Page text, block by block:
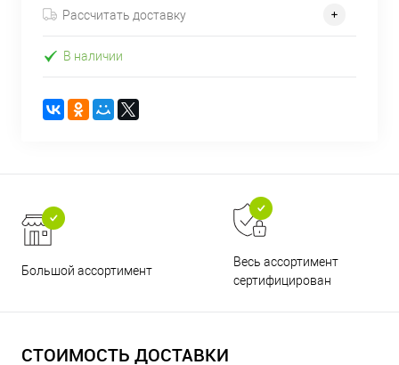
Рассчитать доставку
В наличии
Большой ассортимент
Весь ассортимент
сертифицирован
СТОИМОСТЬ ДОСТАВКИ